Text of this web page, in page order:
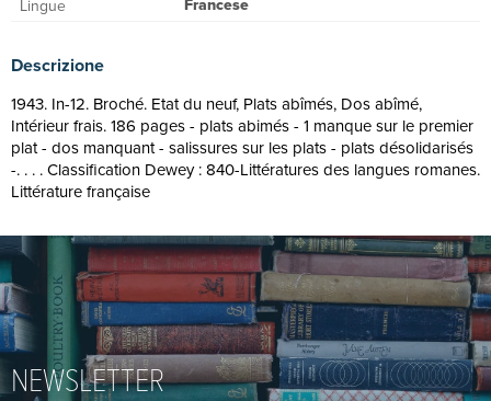
Lingue Francese
Descrizione
1943. In-12. Broché. Etat du neuf, Plats abîmés, Dos abîmé,
Intérieur frais. 186 pages - plats abimés - 1 manque sur le premier
plat - dos manquant - salissures sur les plats - plats désolidarisés
-. . . . Classification Dewey : 840-Littératures des langues romanes.
Littérature française
NEWSLETTER